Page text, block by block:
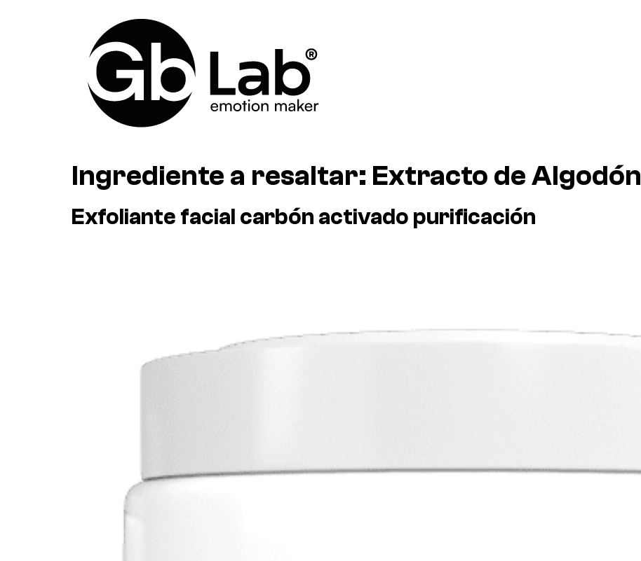
Ingrediente a resaltar: Extracto de Algodón
Exfoliante facial carbón activado purificación